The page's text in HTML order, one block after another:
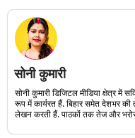
सोनी कुमारी
सोनी कुमारी डिजिटल मीडिया
रूप में कार्यरत हैं. बिहार समेत देशभर की
लेखन करती हैं. पाठकों तक तेज और